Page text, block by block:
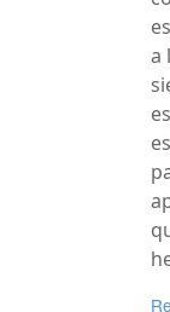
a